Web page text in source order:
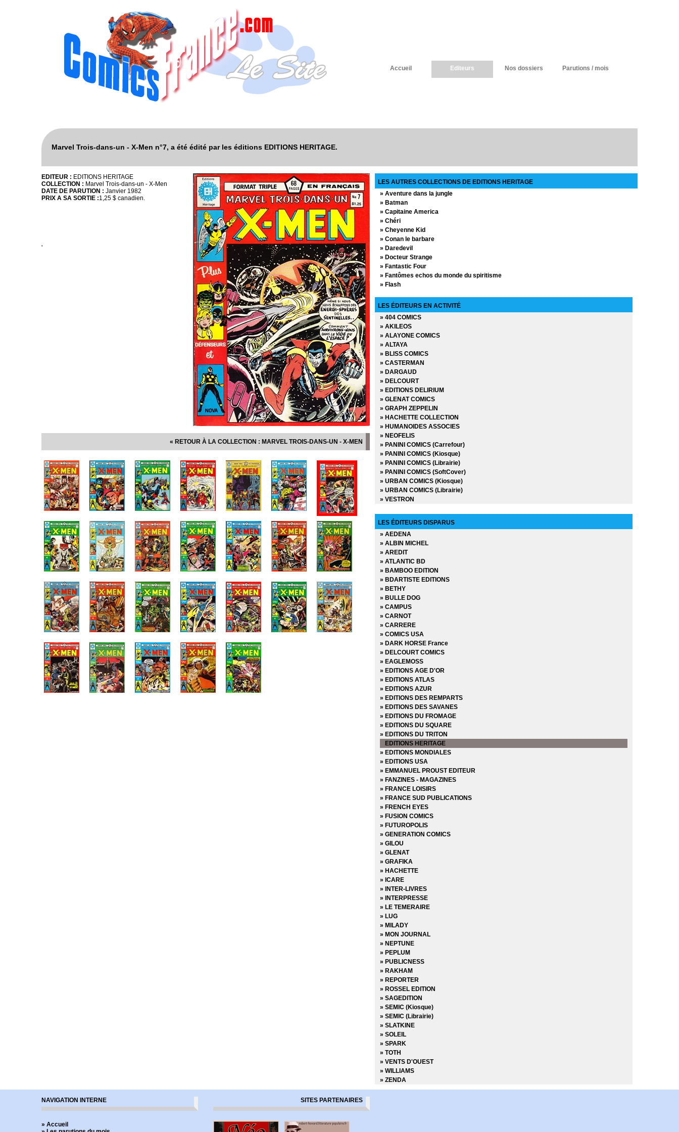
Accueil Editeurs Nos dossiers Parutions / mois
Marvel Trois-dans-un - X-Men n°7, a été édité par les éditions EDITIONS HERITAGE.
EDITEUR : EDITIONS HERITAGE
COLLECTION : Marvel Trois-dans-un - X-Men
DATE DE PARUTION : Janvier 1982
PRIX A SA SORTIE :1,25 $ canadien.
'
« RETOUR À LA COLLECTION : MARVEL TROIS-DANS-UN - X-MEN
LES AUTRES COLLECTIONS DE EDITIONS HERITAGE
» Aventure dans la jungle
» Batman
» Capitaine America
» Chéri
» Cheyenne Kid
» Conan le barbare
» Daredevil
» Docteur Strange
» Fantastic Four
» Fantômes echos du monde du spiritisme
» Flash
» G.I. Joe
» Kamandi le dernier garçon sur Terre
» Karaté Kid
» L'Equipe Marvel
» L'Etonnant Spider-man
» L'Incroyable Hulk
» L'Invincible Iron-man
» La Légion des Super Héros
» La Légion des Super Héros et les Jeunes Titans
» Le Fantôme
» Le monstre de Frankenstein
» Le Pouvoir de Warlock
» Le puissant Thor
» Le retour du Jedi
» Le tombeau de Dracula
» Les Mystérieux X-Men
» Les Nouveaux Jeunes Titans
» Les Sectaurs Guerriers de Symbion
» Les Transformers
» Les Vengeurs
Marvel Trois-dans-un - X-Men
» Rawhide Kid
» Shang Shi - Maître de Kung fu
» Superman
» Trois-dans-un Flash
LES ÉDITEURS EN ACTIVITÉ
» 404 COMICS
» AKILEOS
» ALAYONE COMICS
» ALTAYA
» BLISS COMICS
» CASTERMAN
» DARGAUD
» DELCOURT
» EDITIONS DELIRIUM
» GLENAT COMICS
» GRAPH ZEPPELIN
» HACHETTE COLLECTION
» HUMANOIDES ASSOCIES
» NEOFELIS
» PANINI COMICS (Carrefour)
» PANINI COMICS (Kiosque)
» PANINI COMICS (Librairie)
» PANINI COMICS (SoftCover)
» URBAN COMICS (Kiosque)
» URBAN COMICS (Librairie)
» VESTRON
LES ÉDITEURS DISPARUS
» AEDENA
» ALBIN MICHEL
» AREDIT
» ATLANTIC BD
» BAMBOO EDITION
» BDARTISTE EDITIONS
» BETHY
» BULLE DOG
» CAMPUS
» CARNOT
» CARRERE
» COMICS USA
» DARK HORSE France
» DELCOURT COMICS
» EAGLEMOSS
» EDITIONS AGE D'OR
» EDITIONS ATLAS
» EDITIONS AZUR
» EDITIONS DES REMPARTS
» EDITIONS DES SAVANES
» EDITIONS DU FROMAGE
» EDITIONS DU SQUARE
» EDITIONS DU TRITON
EDITIONS HERITAGE
» EDITIONS MONDIALES
» EDITIONS USA
» EMMANUEL PROUST EDITEUR
» FANZINES - MAGAZINES
» FRANCE LOISIRS
» FRANCE SUD PUBLICATIONS
» FRENCH EYES
» FUSION COMICS
» FUTUROPOLIS
» GENERATION COMICS
» GILOU
» GLENAT
» GRAFIKA
» HACHETTE
» ICARE
» INTER-LIVRES
» INTERPRESSE
» LE TEMERAIRE
» LUG
» MILADY
» MON JOURNAL
» NEPTUNE
» PEPLUM
» PUBLICNESS
» RAKHAM
» REPORTER
» ROSSEL EDITION
» SAGEDITION
» SEMIC (Kiosque)
» SEMIC (Librairie)
» SLATKINE
» SOLEIL
» SPARK
» TOTH
» VENTS D'OUEST
» WILLIAMS
» ZENDA
NAVIGATION INTERNE
» Accueil
SITES PARTENAIRES